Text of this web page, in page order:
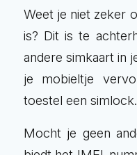
Weet je niet zeker
is? Dit is te
andere simkaart in
je mobieltje
toestel een simlock.
Mocht je geen